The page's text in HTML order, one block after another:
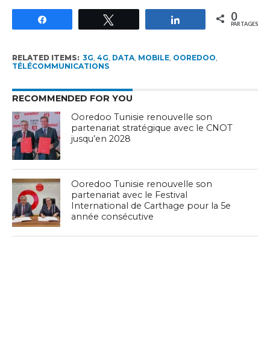
Partagez 0
PARTAGES
RELATED ITEMS: 3G, 4G, DATA, MOBILE, OOREDOO,
TÉLÉCOMMUNICATIONS
RECOMMENDED FOR YOU
Ooredoo Tunisie renouvelle son
partenariat stratégique avec le CNOT
jusqu’en 2028
Ooredoo Tunisie renouvelle son
partenariat avec le Festival
International de Carthage pour la 5e
année consécutive